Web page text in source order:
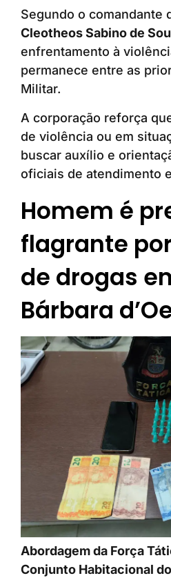
Segundo o comandante
Cleotheos Sabino de
enfrentamento à
permanece entre as
Militar.
A corporação reforça
de violência ou em
buscar auxílio e
oficiais de atendimento
Homem é
flagrante
de drogas
Bárbara
Abordagem da Força
Conjunto Habitacional